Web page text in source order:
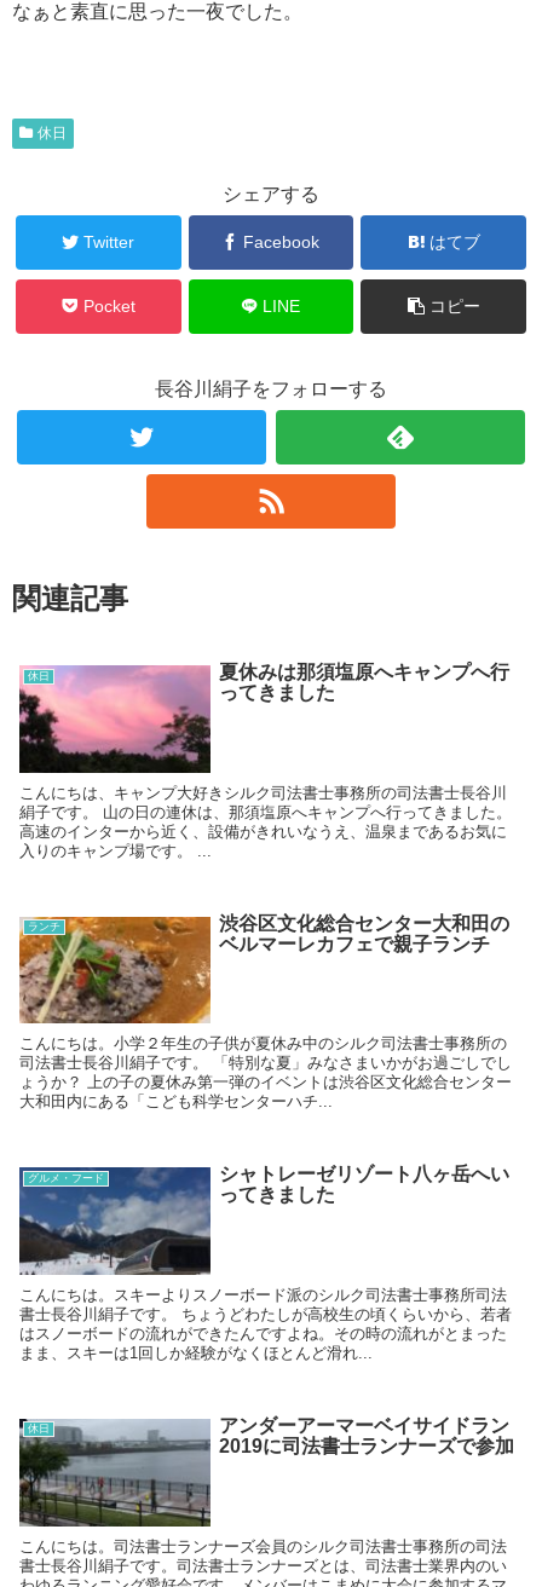
なぁと素直に思った一夜でした。
休日
シェアする
Twitter Facebook はてブ
Pocket LINE コピー
長谷川絹子をフォローする
関連記事
休日
夏休みは那須塩原へキャンプへ行
ってきました
こんにちは、キャンプ大好きシルク司法書士事務所の司法書士長谷川
絹子です。 山の日の連休は、那須塩原へキャンプへ行ってきました。
高速のインターから近く、設備がきれいなうえ、温泉まであるお気に
入りのキャンプ場です。 ...
ランチ
渋谷区文化総合センター大和田の
ベルマーレカフェで親子ランチ
こんにちは。小学２年生の子供が夏休み中のシルク司法書士事務所の
司法書士長谷川絹子です。 「特別な夏」みなさまいかがお過ごしでし
ょうか？ 上の子の夏休み第一弾のイベントは渋谷区文化総合センター
大和田内にある「こども科学センターハチ...
グルメ・フード
シャトレーゼリゾート八ヶ岳へい
ってきました
こんにちは。スキーよりスノーボード派のシルク司法書士事務所司法
書士長谷川絹子です。 ちょうどわたしが高校生の頃くらいから、若者
はスノーボードの流れができたんですよね。その時の流れがとまった
まま、スキーは1回しか経験がなくほとんど滑れ...
休日
アンダーアーマーベイサイドラン
2019に司法書士ランナーズで参加
こんにちは。司法書士ランナーズ会員のシルク司法書士事務所の司法
書士長谷川絹子です。司法書士ランナーズとは、司法書士業界内のい